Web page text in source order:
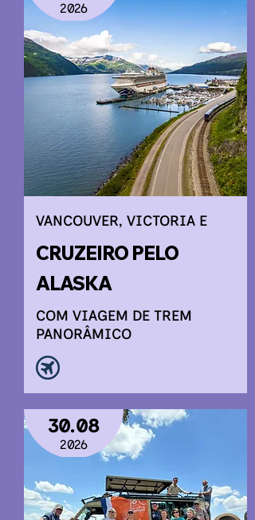
2026
VANCOUVER, VICTORIA E
CRUZEIRO PELO
ALASKA
COM VIAGEM DE TREM
PANORÂMICO
30.08
2026